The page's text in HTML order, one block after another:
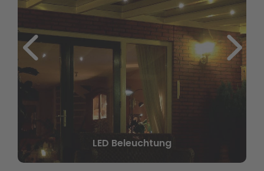
Aluminium Vorder- und Seitenwände